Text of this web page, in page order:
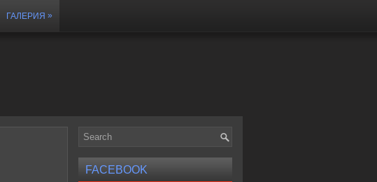
ГАЛЕРИЯ »
FACEBOOK